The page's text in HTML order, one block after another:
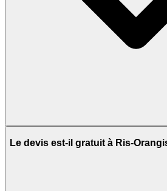
Le devis est-il gratuit à Ris-